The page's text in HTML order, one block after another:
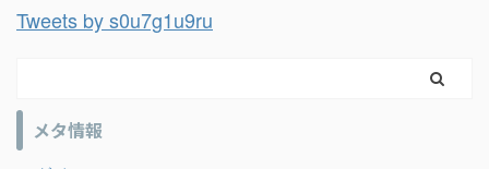
Tweets by s0u7g1u9ru
メタ情報